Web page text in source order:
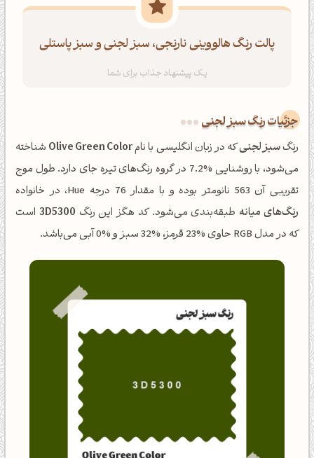
پالت رنگ هالووینی نارنجی، سبز لجنی و سبز پاستلی
جزئیات رنگ سبز لجنی
رنگسبز لجنیکه در زبان انگلیسی با نامOlive Green Color شناخته
می‌شود، با روشنایی %7.2 در گروه رنگ‌های تیره جای دارد. طول موج
تقریبی آن 563 نانومتر بوده و با مقدار 76 درجه Hue، در خانواده
رنگ‌های میانه طبقه‌بندی می‌شود. کد هگز این رنگ 3D5300 است
که در مدل RGB حاوی %23 قرمز، %32 سبز و %0 آبی می‌باشد.